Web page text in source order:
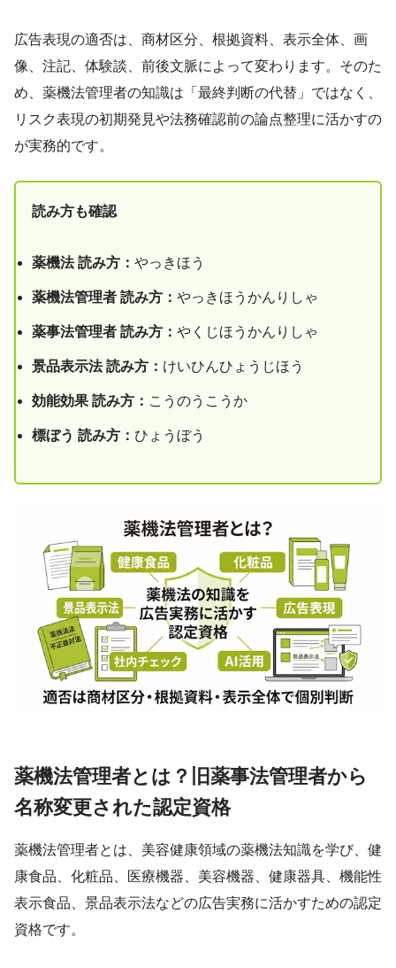
広告表現の適否は、商材区分、根拠資料、表示全体、画
像、注記、体験談、前後文脈によって変わります。そのた
め、薬機法管理者の知識は「最終判断の代替」ではなく、
リスク表現の初期発見や法務確認前の論点整理に活かすの
が実務的です。
読み方も確認
薬機法 読み方： やっきほう
薬機法管理者 読み方： やっきほうかんりしゃ
薬事法管理者 読み方： やくじほうかんりしゃ
景品表示法 読み方： けいひんひょうじほう
効能効果 読み方： こうのうこうか
標ぼう 読み方： ひょうぼう
薬機法管理者とは？旧薬事法管理者から
名称変更された認定資格
薬機法管理者とは、美容健康領域の薬機法知識を学び、健
康食品、化粧品、医療機器、美容機器、健康器具、機能性
表示食品、景品表示法などの広告実務に活かすための認定
資格です。